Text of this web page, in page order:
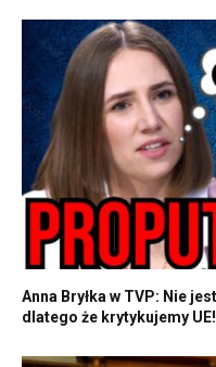
Anna Bryłka w TVP: Nie
dlatego że krytykujemy UE!